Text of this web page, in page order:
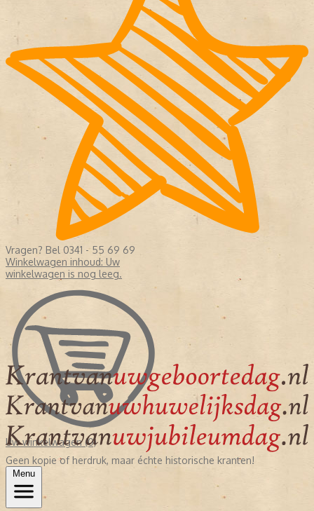
Vragen? Bel 0341 - 55 69 69
Winkelwagen inhoud: Uw
winkelwagen is nog leeg.
Uw winkelwagen (0)
Geen kopie of herdruk, maar échte historische kranten!
Menu